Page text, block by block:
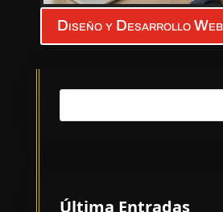
Diseño y Desarrollo Web
Última Entradas